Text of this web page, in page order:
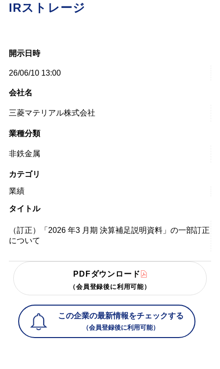
IRストレージ
開示日時
26/06/10 13:00
会社名
三菱マテリアル株式会社
業種分類
非鉄金属
カテゴリ
業績
タイトル
（訂正）「2026 年3 月期 決算補足説明資料」の一部訂正
について
PDFダウンロード
（会員登録後に利用可能）
この企業の最新情報をチェックする
（会員登録後に利用可能）